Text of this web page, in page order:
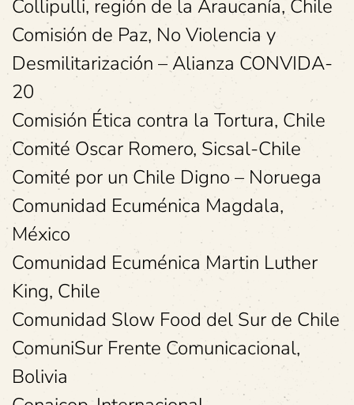
Collipulli, región de la Araucanía, Chile
Comisión de Paz, No Violencia y
Desmilitarización – Alianza CONVIDA-
20
Comisión Ética contra la Tortura, Chile
Comité Oscar Romero, Sicsal-Chile
Comité por un Chile Digno – Noruega
Comunidad Ecuménica Magdala,
México
Comunidad Ecuménica Martin Luther
King, Chile
Comunidad Slow Food del Sur de Chile
ComuniSur Frente Comunicacional,
Bolivia